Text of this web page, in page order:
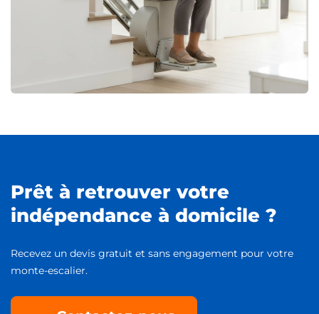
Prêt à retrouver votre
indépendance à domicile ?
Recevez un devis gratuit et sans engagement pour votre
monte-escalier.